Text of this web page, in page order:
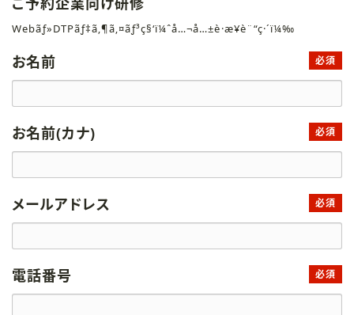
Webãƒ»DTPãƒ‡ã‚¶ã‚¤ãƒ³ç§‘ï¼ˆå…¬å…±è·æ¥­è¨“ç·´ï¼‰
お名前 必須
お名前(カナ) 必須
メールアドレス 必須
電話番号 必須